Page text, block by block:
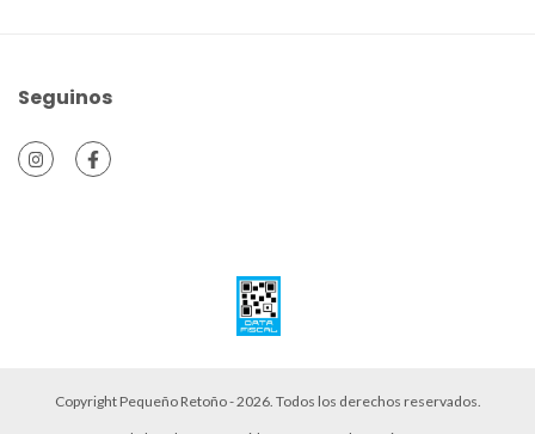
Seguinos
Copyright Pequeño Retoño - 2026. Todos los derechos reservados.